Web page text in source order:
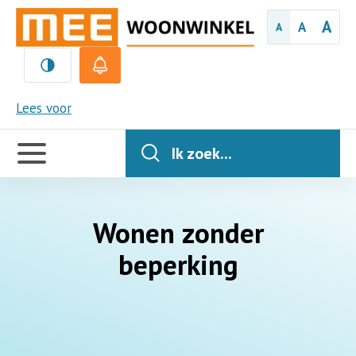
A A A
Lees voor
MEE
Handige
links
Ik zoek...
Wonen zonder
beperking